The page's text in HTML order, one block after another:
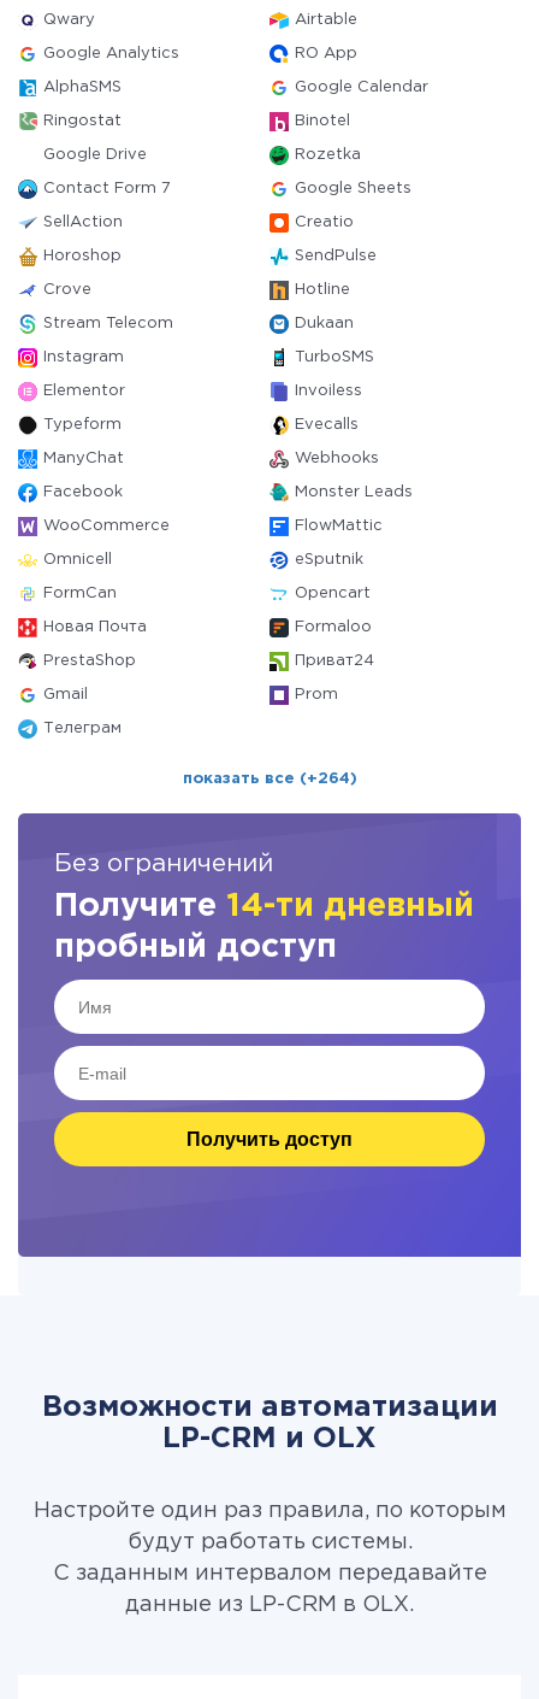
Qwary Airtable
Google Analytics RO App
AlphaSMS Google Calendar
Ringostat Binotel
Google Drive Rozetka
Contact Form 7 Google Sheets
SellAction Creatio
Horoshop SendPulse
Crove Hotline
Stream Telecom Dukaan
Instagram TurboSMS
Elementor Invoiless
Typeform Evecalls
ManyChat Webhooks
Facebook Monster Leads
WooCommerce FlowMattic
Omnicell eSputnik
FormCan Opencart
Новая Почта Formaloo
PrestaShop Приват24
Gmail Prom
Телеграм
показать все (+264)
Без ограничений
Получите 14-ти дневный
пробный доступ
Получить доступ
Возможности автоматизации
LP-CRM и OLX
Настройте один раз правила, по которым
будут работать системы.
С заданным интервалом передавайте
данные из LP-CRM в OLX.